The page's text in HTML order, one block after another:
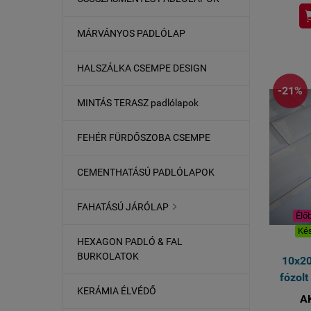
MÁRVÁNYOS PADLÓLAP
HALSZÁLKA CSEMPE DESIGN
MINTÁS TERASZ padlólapok
FEHÉR FÜRDŐSZOBA CSEMPE
CEMENTHATÁSÚ PADLÓLAPOK
FAHATÁSÚ JÁRÓLAP 
HEXAGON PADLÓ & FAL
BURKOLATOK
KERÁMIA ÉLVÉDŐ
-21%
fózolt